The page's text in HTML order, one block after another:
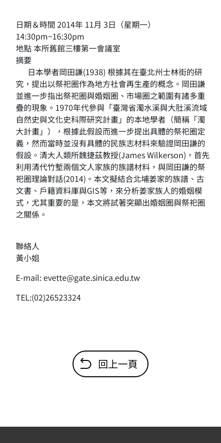
日期＆時間 2014年 11月 3日（星期一）
14:30pm~16:30pm
地點 本所舊館三樓第一會議室
摘要
日本學者岡田謙(1938) 根據其在臺北州士林街的研
究，提出以祭祀圈作為地方社會再生產的概念。岡田謙
並進一步指出祭祀圈與婚姻圈、市場圈之範圍有諸多重
疊的現象。1970年代參與「臺灣省濁水溪與大肚溪流域
自然史與文化史科際研究計畫」的本地學者（簡稱「濁
大計畫」），根據此假設而進一步提出具體的祭祀圈定
義，然而當時並沒有具體的民族志材料來驗證岡田謙的
假設。清大人類所魏捷茲教授(James Wilkerson)，首先
利用清代竹塹兩個文人家族的族譜材料，與岡田謙的祭
祀圈理論對話(2014)。本文擬結合北埔姜家的族譜、古
文書、戶籍資料庫與GIS等，來分析姜家族人的婚姻模
式，尤其重要的是，本文將試著突顯出婚姻圈與祭祀圈
之關係。
聯絡人
黃小姐
E-mail: evette@gate.sinica.edu.tw
TEL:(02)26523324
回上一頁